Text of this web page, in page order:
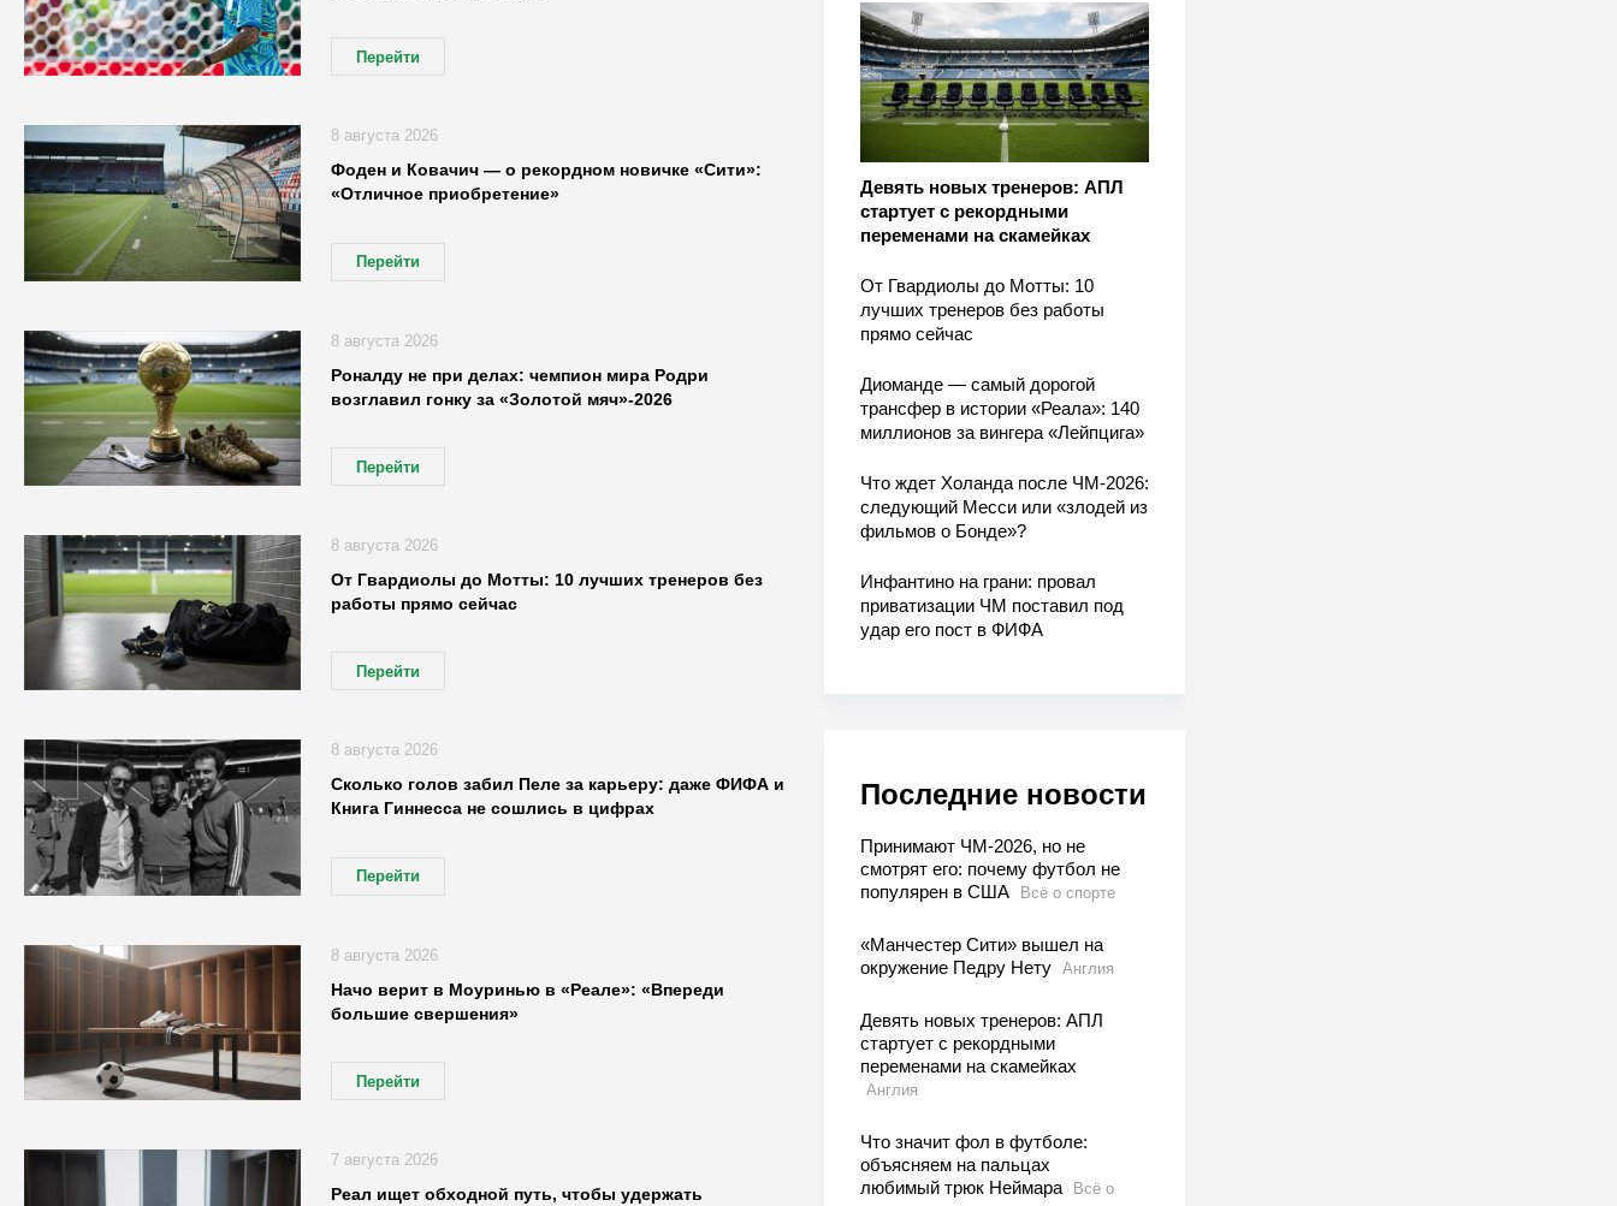
Девять новых тренеров: АПЛ
стартует с рекордными
переменами на скамейках
От Гвардиолы до Мотты: 10
лучших тренеров без работы
прямо сейчас
Диоманде — самый дорогой
трансфер в истории «Реала»: 140
миллионов за вингера «Лейпцига»
Что ждет Холанда после ЧМ-2026:
следующий Месси или «злодей из
фильмов о Бонде»?
Инфантино на грани: провал
приватизации ЧМ поставил под
удар его пост в ФИФА
Последние новости
Принимают ЧМ-2026, но не
смотрят его: почему футбол не
популярен в США
Всё о спорте
«Манчестер Сити» вышел на
окружение Педру Нету Англия
Девять новых тренеров: АПЛ
стартует с рекордными
переменами на скамейках
Англия
Что значит фол в футболе:
объясняем на пальцах
любимый трюк Неймара
Всё о
Перейти
Фоден и Ковачич — о рекордном новичке «Сити»:
«Отличное приобретение»
Перейти
8 августа 2026
Роналду не при делах: чемпион мира Родри
возглавил гонку за «Золотой мяч»-2026
Перейти
8 августа 2026
От Гвардиолы до Мотты: 10 лучших тренеров без
работы прямо сейчас
Перейти
8 августа 2026
Сколько голов забил Пеле за карьеру: даже ФИФА и
Книга Гиннесса не сошлись в цифрах
Перейти
8 августа 2026
Начо верит в Моуринью в «Реале»: «Впереди
большие свершения»
Перейти
8 августа 2026
Реал ищет обходной путь, чтобы удержать
7 августа 2026